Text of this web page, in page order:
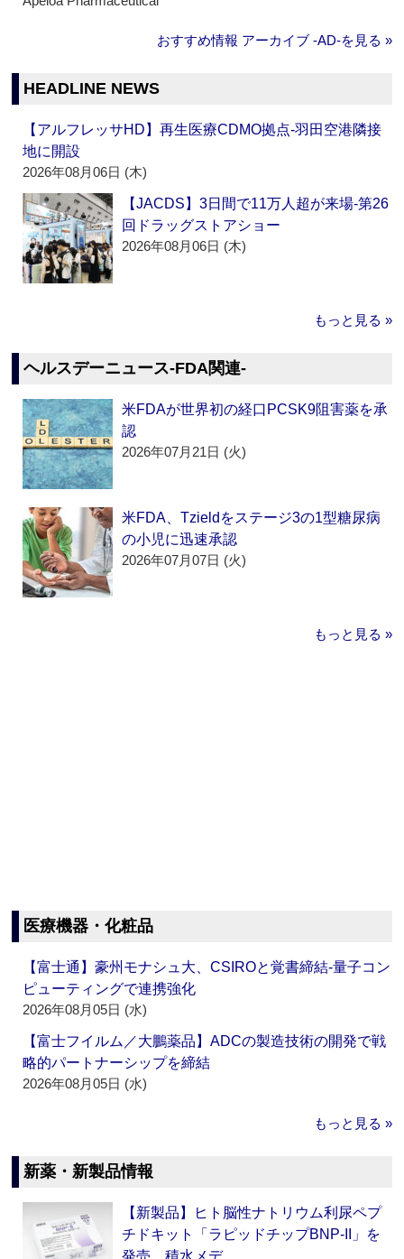
おすすめ情報 アーカイブ ‐AD‐を見る »
HEADLINE NEWS
【アルフレッサHD】再生医療CDMO拠点‐羽田空港隣接
地に開設
2026年08月06日 (木)
【JACDS】3日間で11万人超が来場‐第26
回ドラッグストアショー
2026年08月06日 (木)
もっと見る »
ヘルスデーニュース‐FDA関連‐
米FDAが世界初の経口PCSK9阻害薬を承
認
2026年07月21日 (火)
米FDA、Tzieldをステージ3の1型糖尿病
の小児に迅速承認
2026年07月07日 (火)
もっと見る »
医療機器・化粧品
【富士通】豪州モナシュ大、CSIROと覚書締結‐量子コン
ピューティングで連携強化
2026年08月05日 (水)
【富士フイルム／大鵬薬品】ADCの製造技術の開発で戦
略的パートナーシップを締結
2026年08月05日 (水)
もっと見る »
新薬・新製品情報
【新製品】ヒト脳性ナトリウム利尿ペプ
チドキット「ラピッドチップBNP-II」を